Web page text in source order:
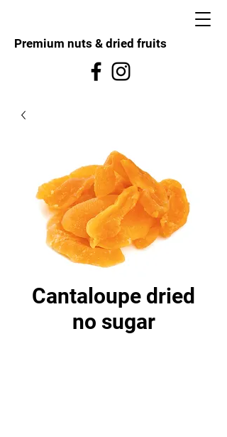
Premium nuts & dried fruits
Cantaloupe dried
no sugar